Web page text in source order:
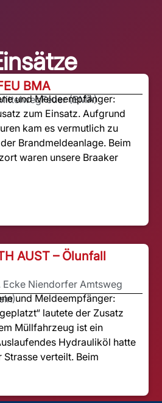
BMA
Feuer (BMA)
und Meldeempfänger:
zum Einsatz. Aufgrund
kam es vermutlich zu
Brandmeldeanlage. Beim
waren unsere Braaker
AUST – Ölunfall
Niendorfer Amtsweg
und Meldeempfänger:
lautete der Zusatz
Müllfahrzeug ist ein
Hydrauliköl hatte
verteilt. Beim